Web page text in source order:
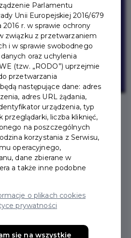
–
KONKURS
Gdańskim oraz Starostwo
Parlamentu
Unii Europejskiej 2016/679
r. w sprawie ochrony
związku z przetwarzaniem
i w sprawie swobodnego
oraz uchylenia
(tzw. „RODO”) uprzejmie
przetwarzania
następujące dane: adres
adres URL żądania,
urządzenia, typ
przeglądarki, liczba kliknięć,
na poszczególnych
korzystania z Serwisu,
operacyjnego,
dane zbierane w
a także inne podobne
o plikach cookies
prywatności
się na wszystkie